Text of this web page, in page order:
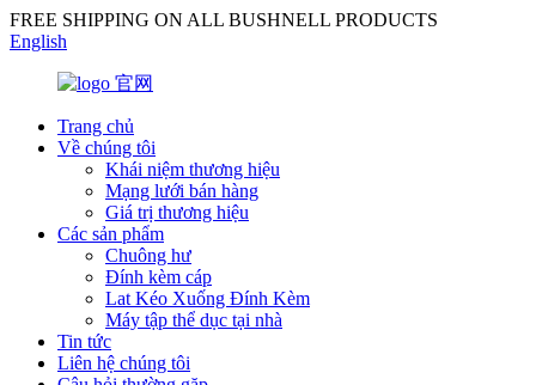
FREE SHIPPING ON ALL BUSHNELL PRODUCTS
English
Trang chủ
Về chúng tôi
Khái niệm thương hiệu
Mạng lưới bán hàng
Giá trị thương hiệu
Các sản phẩm
Chuông hư
Đính kèm cáp
Lat Kéo Xuống Đính Kèm
Máy tập thể dục tại nhà
Tin tức
Liên hệ chúng tôi